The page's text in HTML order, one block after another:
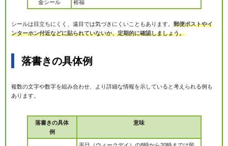
金シール 裕福
シールは目立ちにくく、遠目では気づきにくいこともあります。 郵便ポストやイ
ンターホン付近などに貼られていないか、定期的に確認しましょう。
落書きの具体例
複数の文字や数字を組み合わせ、より詳細な情報を示していると考えられる例も
あります。
落書きの具体
例
意味